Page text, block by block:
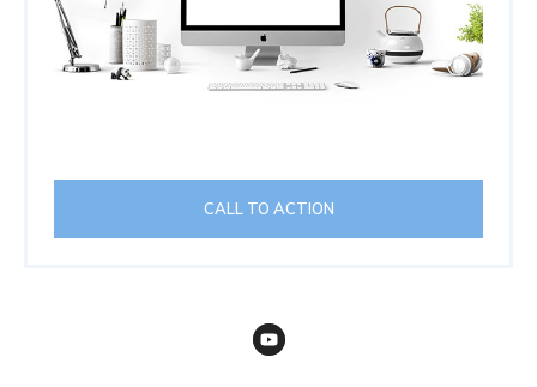
CALL TO ACTION